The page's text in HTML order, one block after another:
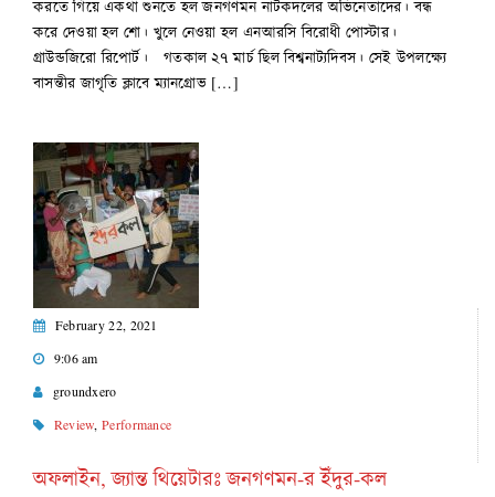
করতে গিয়ে একথা শুনতে হল জনগণমন নাটকদলের অভিনেতাদের। বন্ধ
করে দেওয়া হল শো। খুলে নেওয়া হল এনআরসি বিরোধী পোস্টার।
গ্রাউন্ডজিরো রিপোর্ট। গতকাল ২৭ মার্চ ছিল বিশ্বনাট্যদিবস। সেই উপলক্ষ্যে
বাসন্তীর জাগৃতি ক্লাবে ম্যানগ্রোভ […]
February 22, 2021
9:06 am
groundxero
Review,Performance
অফলাইন, জ্যান্ত থিয়েটারঃ জনগণমন-র ইঁদুর-কল